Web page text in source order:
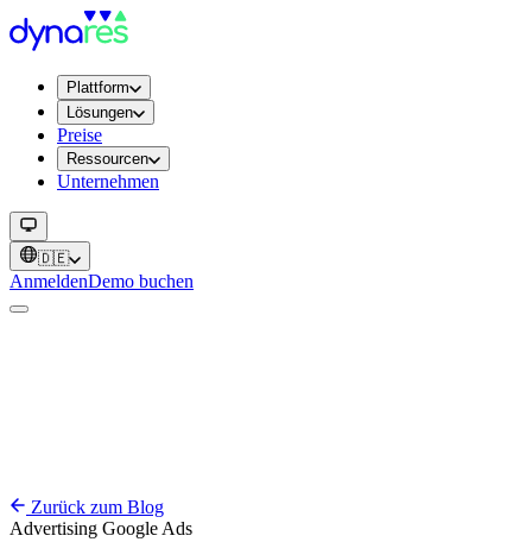
Plattform
Lösungen
Preise
Ressourcen
Unternehmen
🇩🇪
AnmeldenDemo buchen
Zurück zum Blog
Advertising Google Ads